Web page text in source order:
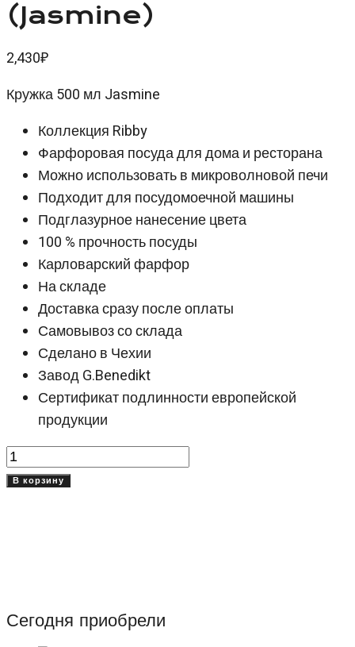
(Jasmine)
2,430₽
Кружка 500 мл Jasmine
Коллекция Ribby
Фарфоровая посуда для дома и ресторана
Можно использовать в микроволновой печи
Подходит для посудомоечной машины
Подглазурное нанесение цвета
100 % прочность посуды
Карловарский фарфор
На складе
Доставка сразу после оплаты
Самовывоз со склада
Сделано в Чехии
Завод G.Benedikt
Сертификат подлинности европейской
продукции
Количество
товара
В корзину
Сегодня приобрели